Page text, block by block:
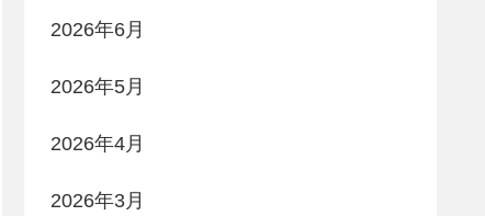
2026年6月
2026年5月
2026年4月
2026年3月